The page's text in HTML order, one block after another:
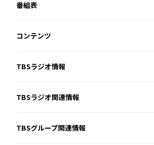
番組表
コンテンツ
TBSラジオ情報
TBSラジオ関連情報
TBSグループ関連情報